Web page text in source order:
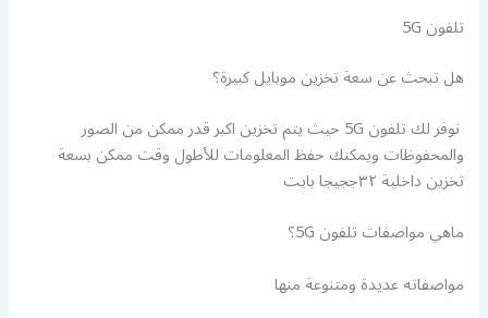
تلفون 5G
هل تبحث عن سعة تخزين موبايل كبيرة؟
نوفر لك تلفون 5G حيث يتم تخزين اكبر قدر ممكن من الصور
والمحفوظات ويمكنك حفظ المعلومات للأطول وقت ممكن بسعة
تخزين داخلية ٣٢ججيجا بايت
ماهي مواصفات تلفون 5G؟
مواصفاته عديدة ومتنوعة منها